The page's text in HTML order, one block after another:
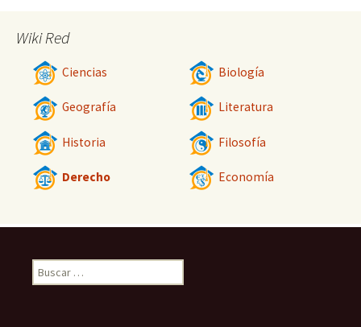
Wiki Red
Ciencias Biología
Geografía Literatura
Historia Filosofía
Derecho Economía
Buscar: